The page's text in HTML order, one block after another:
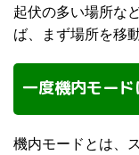
起伏の多い場所な
ば、まず場所を移
一度機内モー
機内モードとは、